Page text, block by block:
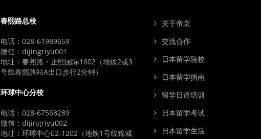
春熙路总校
电话：028-61989659
微信：dijingriyu001
地址：春熙路・正熙国际1602（地铁2或3
号线春熙路站A出口步行2分钟）
环球中心分校
电话：028-67568289
微信：dijingriyu002
地址：环球中心E2-1202（地铁1号线锦城
关于帝京
交流合作
日本留学院校
日本留学指南
留学日语培训
日本留学考试
日本留学生活